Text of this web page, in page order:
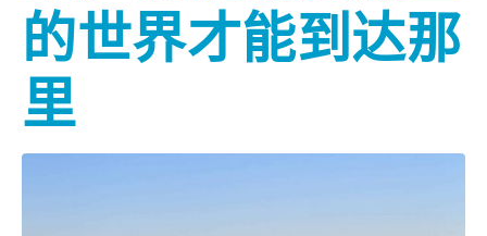
的世界才能到达那
里